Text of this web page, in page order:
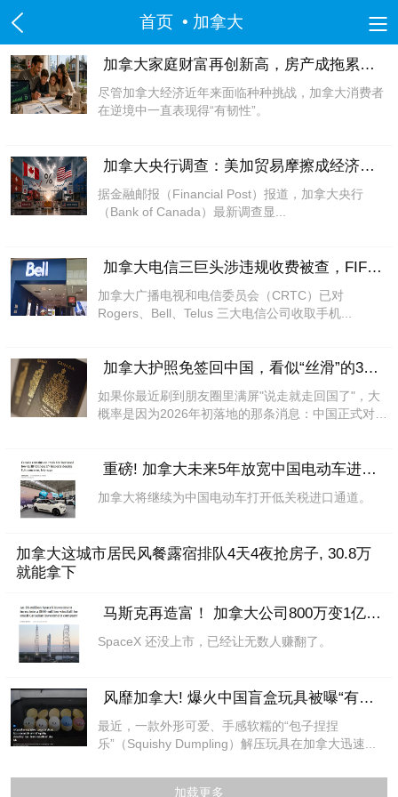
首页 • 加拿大
美国
洛杉矶 旧金山 沙加缅度 热点 纽约
北京市 上海市 天津市 重庆市
河北省
山西省
辽宁省 吉林省 黑龙江省
江苏省
河南省
湖北省 湖南省 广东省
海南省
贵州省
云南省 陕西省 甘肃省
青海省
内蒙古 西藏 宁夏 新疆
香港
澳门
四川省
加拿大家庭财富再创新高，房产成拖累鬼，
尽管加拿大经济近年来面临种种挑战，加拿大消费者
在逆境中一直表现得“有韧性”。
加拿大央行调查：美加贸易摩擦成经济最大
据金融邮报（Financial Post）报道，加拿大央行
（Bank of Canada）最新调查显...
加拿大电信三巨头涉违规收费被查，FIFA门
加拿大广播电视和电信委员会（CRTC）已对
Rogers、Bell、Telus 三大电信公司收取手机...
加拿大护照免签回中国，看似“丝滑”的30天
如果你最近刷到朋友圈里满屏"说走就走回国了"，大
概率是因为2026年初落地的那条消息：中国正式对加
重磅! 加拿大未来5年放宽中国电动车进口,
加拿大将继续为中国电动车打开低关税进口通道。
加拿大这城市居民风餐露宿排队4天4夜抢房子, 30.8万
就能拿下
马斯克再造富！ 加拿大公司800万变1亿，
SpaceX 还没上市，已经让无数人赚翻了。
风靡加拿大! 爆火中国盲盒玩具被曝“有毒”,
最近，一款外形可爱、手感软糯的“包子捏捏
乐”（Squishy Dumpling）解压玩具在加拿大迅速...
加载更多